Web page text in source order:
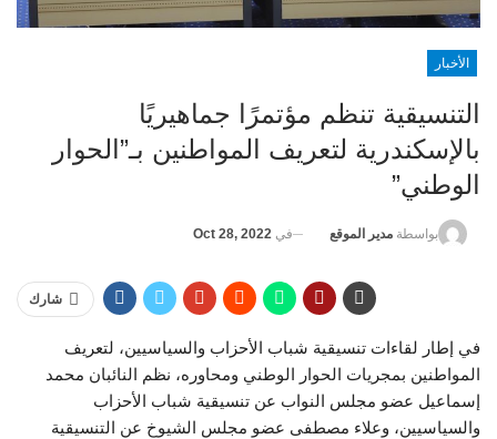
الأخبار
التنسيقية تنظم مؤتمرًا جماهيريًا
بالإسكندرية لتعريف المواطنين بـ”الحوار
الوطني”
بواسطة مدير الموقع في Oct 28, 2022
شارك
في إطار لقاءات تنسيقية شباب الأحزاب والسياسيين، لتعريف
المواطنين بمجريات الحوار الوطني ومحاوره، نظم النائبان محمد
إسماعيل عضو مجلس النواب عن تنسيقية شباب الأحزاب
والسياسيين، وعلاء مصطفى عضو مجلس الشيوخ عن التنسيقية